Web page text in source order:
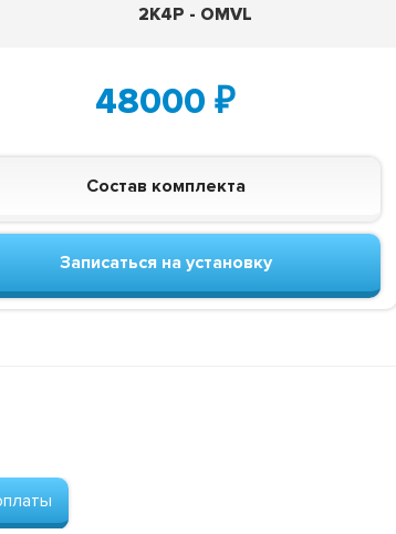
2K4P - OMVL
48000 ₽
Состав комплекта
Записаться на установку